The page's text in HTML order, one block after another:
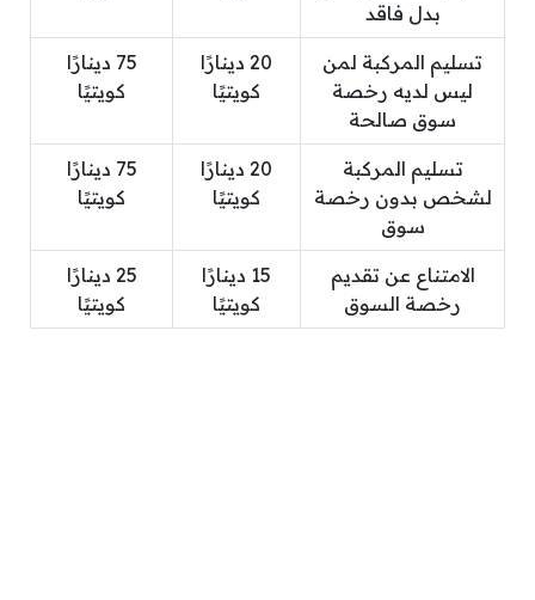
بدل فاقد
تسليم المركبة لمن
ليس لديه رخصة
سوق صالحة
20 دينارًا
كويتيًا
75 دينارًا
كويتيًا
تسليم المركبة
لشخص بدون رخصة
سوق
20 دينارًا
كويتيًا
75 دينارًا
كويتيًا
الامتناع عن تقديم
رخصة السوق
15 دينارًا
كويتيًا
25 دينارًا
كويتيًا